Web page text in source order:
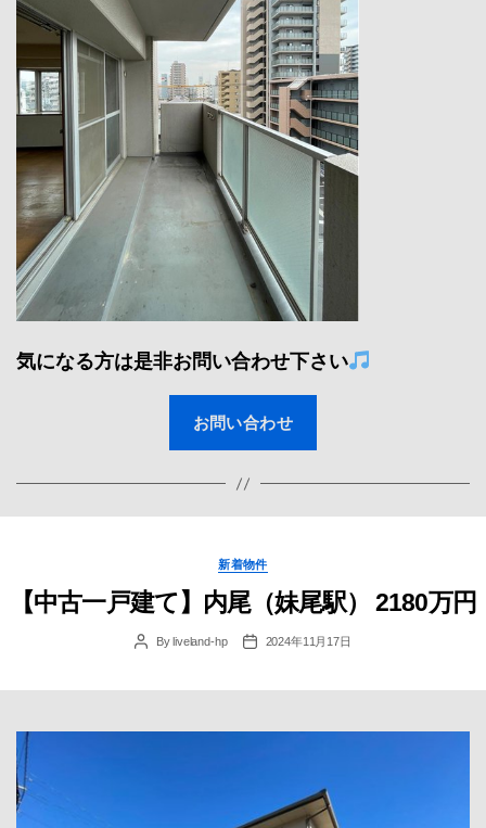
気になる方は是非お問い合わせ下さい
お問い合わせ
Categories
新着物件
【中古一戸建て】内尾（妹尾駅） 2180万円
PostByliveland-hp
Post2024年11月17日